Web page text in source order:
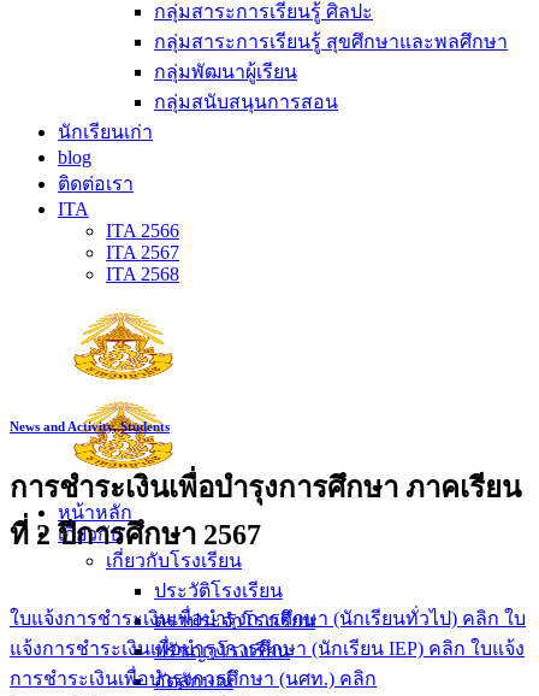
กลุ่มสาระการเรียนรู้ ศิลปะ
กลุ่มสาระการเรียนรู้ สุขศึกษาและพลศึกษา
กลุ่มพัฒนาผู้เรียน
กลุ่มสนับสนุนการสอน
นักเรียนเก่า
blog
ติดต่อเรา
ITA
ITA 2566
ITA 2567
ITA 2568
หน้าหลัก
เกี่ยวกับ
เกี่ยวกับโรงเรียน
ประวัติโรงเรียน
ตราประจำโรงเรียน
ปรัชญาโรงเรียน
อัตลักษณ์
News and Activity,Students
การชำระเงินเพื่อบำรุงการศึกษา ภาคเรียน
ที่ 2 ปีการศึกษา 2567
ใบแจ้งการชำระเงินเพื่อบำรุงการศึกษา (นักเรียนทั่วไป) คลิก ใบ
แจ้งการชำระเงินเพื่อบำรุงการศึกษา (นักเรียน IEP) คลิก ใบแจ้ง
การชำระเงินเพื่อบำรุงการศึกษา (นศท.) คลิก